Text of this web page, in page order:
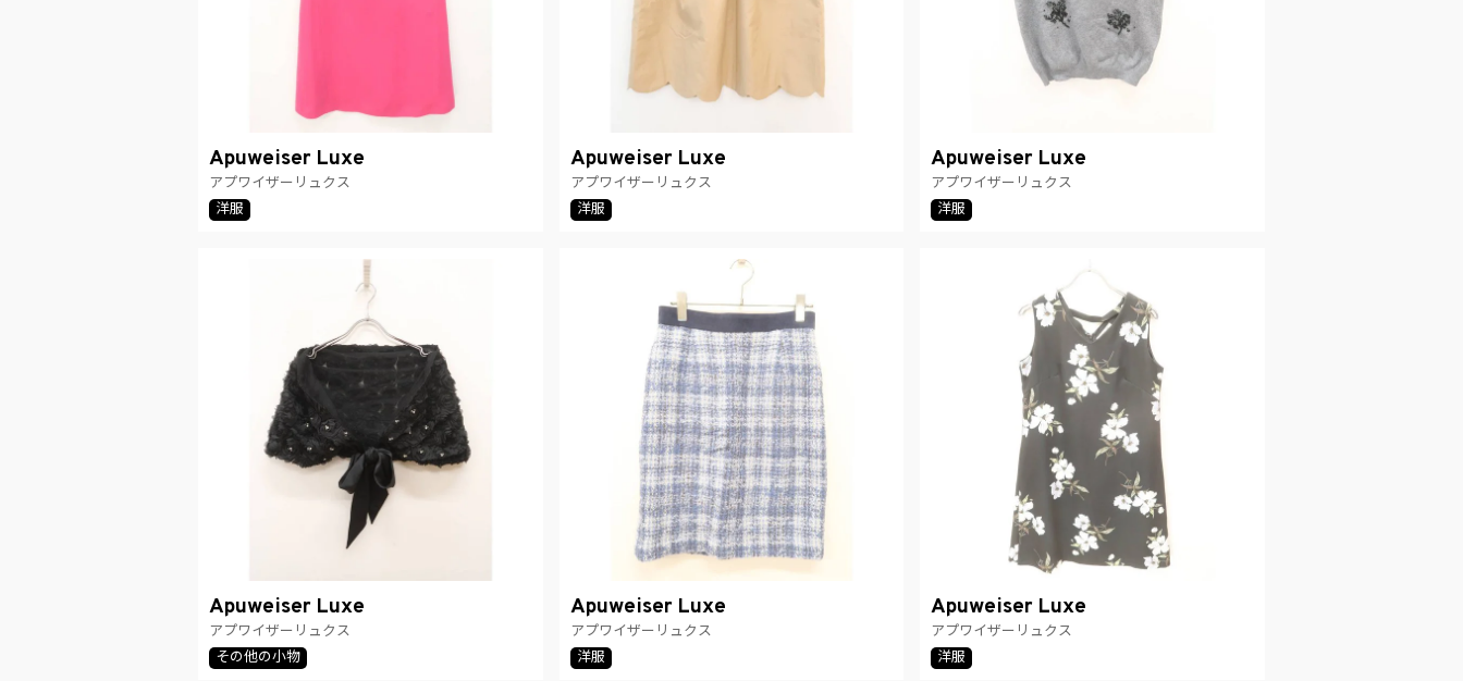
Apuweiser Luxe
アプワイザーリュクス
洋服
Apuweiser Luxe
アプワイザーリュクス
洋服
Apuweiser Luxe
アプワイザーリュクス
洋服
Apuweiser Luxe
アプワイザーリュクス
その他の小物
Apuweiser Luxe
アプワイザーリュクス
洋服
Apuweiser Luxe
アプワイザーリュクス
洋服